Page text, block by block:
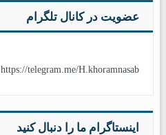
عضویت در کانال تلگرام
https://telegram.me/H.khoramnasab
اینستاگرام ما را دنبال کنید